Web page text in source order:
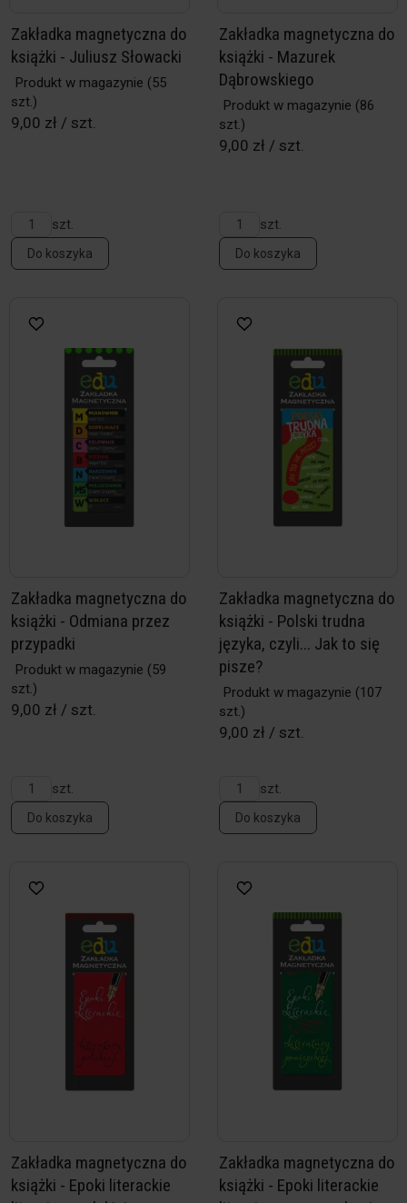
Zakładka magnetyczna do
książki - Juliusz Słowacki
Produkt w magazynie (55
szt.)
9,00 zł / szt.
szt.
Do koszyka
Zakładka magnetyczna do
książki - Mazurek
Dąbrowskiego
Produkt w magazynie (86
szt.)
9,00 zł / szt.
szt.
Do koszyka
Zakładka magnetyczna do
książki - Odmiana przez
przypadki
Produkt w magazynie (59
szt.)
9,00 zł / szt.
szt.
Do koszyka
Zakładka magnetyczna do
książki - Polski trudna
języka, czyli... Jak to się
pisze?
Produkt w magazynie (107
szt.)
9,00 zł / szt.
szt.
Do koszyka
Zakładka magnetyczna do
książki - Epoki literackie
Zakładka magnetyczna do
książki - Epoki literackie